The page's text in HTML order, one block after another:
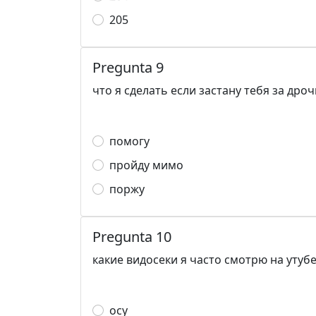
205
Pregunta 9
что я сделать если застану тебя за
помогу
пройду мимо
поржу
Pregunta 10
какие видосеки я часто смотрю на утубе
осу